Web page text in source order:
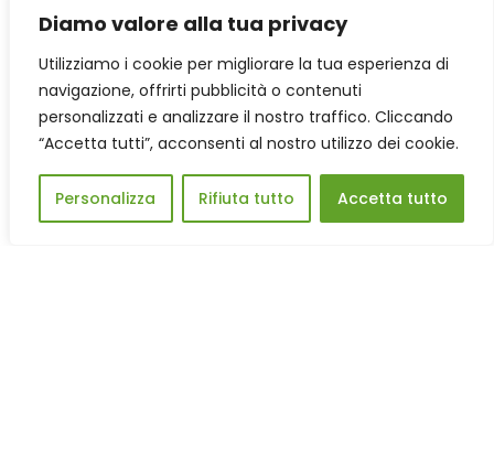
Diamo valore alla tua privacy
Utilizziamo i cookie per migliorare la tua esperienza di
navigazione, offrirti pubblicità o contenuti
personalizzati e analizzare il nostro traffico. Cliccando
“Accetta tutti”, acconsenti al nostro utilizzo dei cookie.
Personalizza Rifiuta tutto Accetta tutto
la loro salute futura, mentre
percepiscono il pericolo se si tratta di
qualcosa a breve termine come il ?mal di
denti??. Bisogna inoltre saper modificare
cibi poco considerati dai bambini. ?Non
utilizzare piu? ?la frutta fa bene?, –